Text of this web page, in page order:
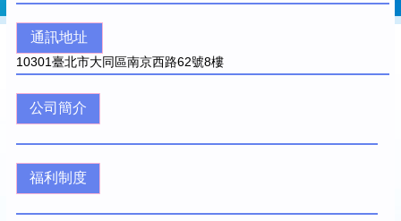
通訊地址
10301臺北市大同區南京西路62號8樓
公司簡介
福利制度